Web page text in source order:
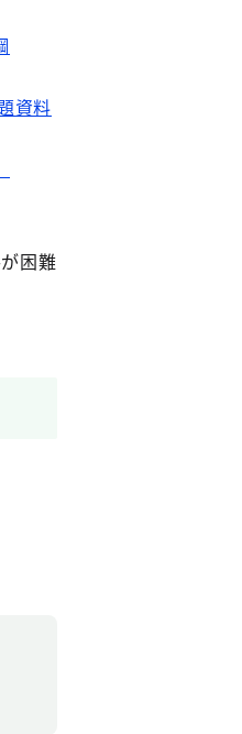
資料
困難